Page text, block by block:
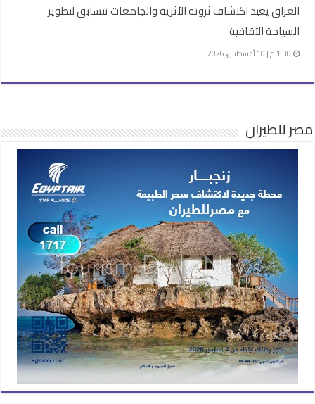
العراق يعيد اكتشاف ثروته الأثرية والجامعات تتسابق لتطوير
السياحة الثقافية
1:30 م | 10 أغسطس، 2026
مصر للطيران